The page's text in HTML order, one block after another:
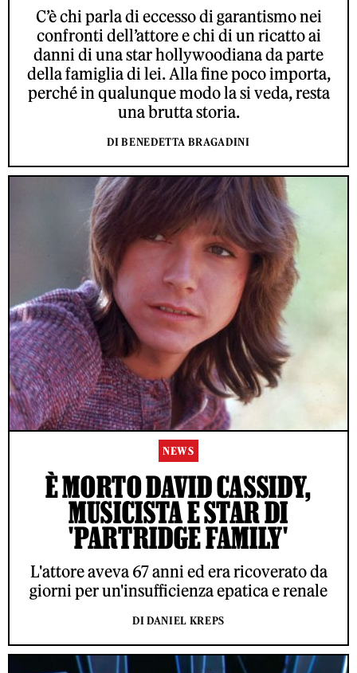
C’è chi parla di eccesso di garantismo nei
confronti dell’attore e chi di un ricatto ai
danni di una star hollywoodiana da parte
della famiglia di lei. Alla fine poco importa,
perché in qualunque modo la si veda, resta
una brutta storia.
DI BENEDETTA BRAGADINI
NEWS
È MORTO DAVID CASSIDY,
MUSICISTA E STAR DI
'PARTRIDGE FAMILY'
L'attore aveva 67 anni ed era ricoverato da
giorni per un'insufficienza epatica e renale
DI DANIEL KREPS